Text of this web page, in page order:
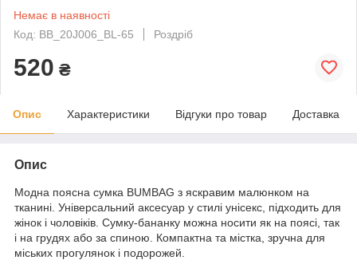
Немає в наявності
Код: BB_20J006_BL-65
Роздріб
520 ₴
Опис Характеристики Відгуки про товар Доставка
Опис
Модна поясна сумка BUMBAG з яскравим малюнком на
тканині. Універсальний аксесуар у стилі унісекс, підходить для
жінок і чоловіків. Сумку-бананку можна носити як на поясі, так
і на грудях або за спиною. Компактна та містка, зручна для
міських прогулянок і подорожей.